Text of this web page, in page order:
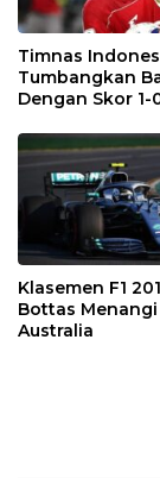
Timnas
Tumbangkan
Dengan Skor 1-
Klasemen F1
Bottas Menangi
Australia